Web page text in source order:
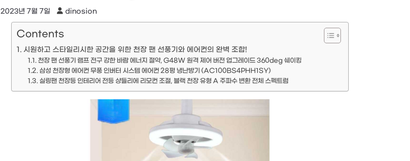
2023년 7월 7일 dinosion
Contents
시원하고 스타일리시한 공간을 위한 천장 팬 선풍기와 에어컨의 완벽 조합!
천장 팬 선풍기 램프 전구 강한 바람 에너지 절약, G48W 원격 제어 버전 업그레이드 360deg 쉐이킹
삼성 천장형 에어컨 무풍 인버터 시스템 에어컨 28평 냉난방기 (AC100BS4PHH1SY)
실링팬 천장등 인테리어 전등 샹들리에 리모컨 조절, 블랙 천장 유형 A 주파수 변환 전체 스펙트럼